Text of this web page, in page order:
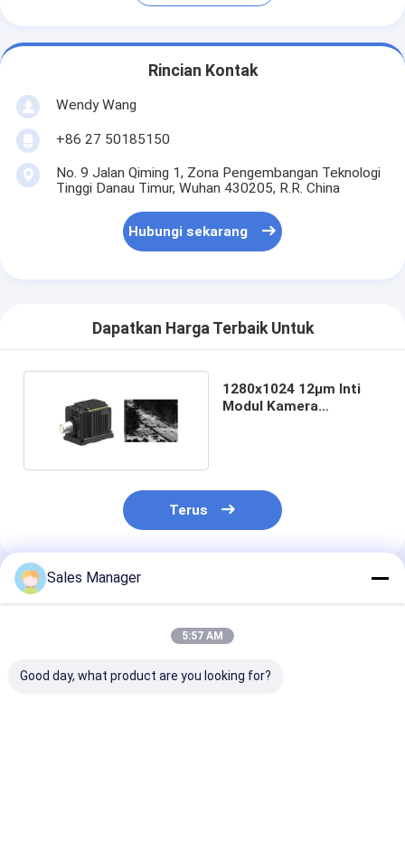
Rincian Kontak
Wendy Wang
+86 27 50185150
No. 9 Jalan Qiming 1, Zona Pengembangan Teknologi
Tinggi Danau Timur, Wuhan 430205, R.R. China
Hubungi sekarang
Dapatkan Harga Terbaik Untuk
1280x1024 12μm Inti
Modul Kamera
Terus
Rekomendasi Produk
Sales Manager
5:57 AM
Good day, what product are you looking for?